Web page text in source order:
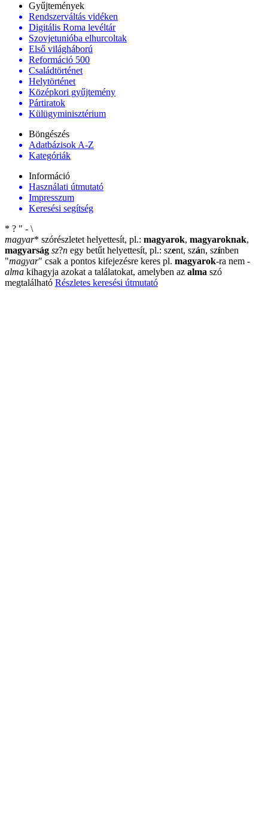
Gyűjtemények
Rendszerváltás vidéken
Digitális Roma levéltár
Szovjetunióba elhurcoltak
Első világháború
Reformáció 500
Családtörténet
Helytörténet
Középkori gyűjtemény
Pártiratok
Külügyminisztérium
Böngészés
Adatbázisok A-Z
Kategóriák
Információ
Használati útmutató
Impresszum
Keresési segítség
* ? " - \
magyar* szórészletet helyettesít, pl.: magyarok, magyaroknak,
magyarság sz?n egy betűt helyettesít, pl.: szent, szán, színben
"magyar" csak a pontos kifejezésre keres pl. magyarok-ra nem -
alma kihagyja azokat a találatokat, amelyben az alma szó
megtalálható Részletes keresési útmutató